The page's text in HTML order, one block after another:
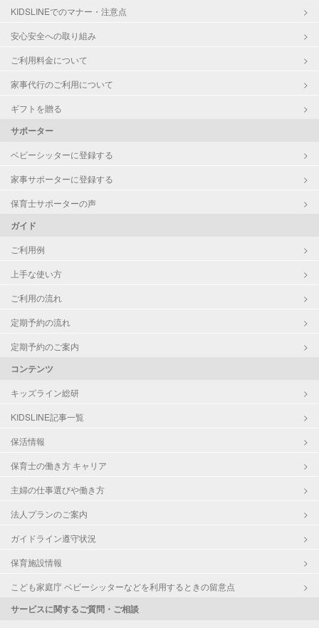
KIDSLINEでのマナー・注意点
安心安全への取り組み
ご利用料金について
家事代行のご利用について
ギフトを贈る
サポーター
ベビーシッターに登録する
家事サポーターに登録する
保育士サポーターの声
ガイド
ご利用例
上手な使い方
ご利用の流れ
定期予約の流れ
定期予約のご案内
コンテンツ
キッズライン総研
KIDSLINE記事一覧
保活情報
保育士の働き方 キャリア
主婦の仕事選びや働き方
法人プランのご案内
ガイドライン遵守状況
保育施設情報
こども家庭庁 ベビーシッターなどを利用するときの留意点
サービスに関するご質問・ご相談